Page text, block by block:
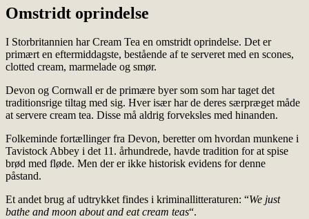
Omstridt oprindelse
I Storbritannien har Cream Tea en omstridt oprindelse. Det er
primært en eftermiddagste, bestående af te serveret med en scones,
clotted cream, marmelade og smør.
Devon og Cornwall er de primære byer som som har taget det
traditionsrige tiltag med sig. Hver især har de deres særpræget måde
at servere cream tea. Disse må aldrig forveksles med hinanden.
Folkeminde fortællinger fra Devon, beretter om hvordan munkene i
Tavistock Abbey i det 11. århundrede, havde tradition for at spise
brød med fløde. Men der er ikke historisk evidens for denne
påstand.
Et andet brug af udtrykket findes i kriminallitteraturen: “We just
bathe and moon about and eat cream teas“.